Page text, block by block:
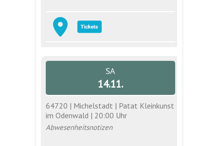
SA
14.11.
64720 | Michelstadt | Patat Kleinkunst
im Odenwald | 20:00 Uhr
Abwesenheitsnotizen